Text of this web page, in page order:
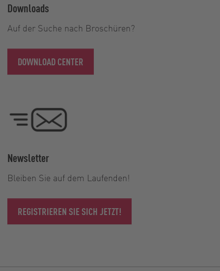
Downloads
Auf der Suche nach Broschüren?
DOWNLOAD CENTER
Newsletter
Bleiben Sie auf dem Laufenden!
REGISTRIEREN SIE SICH JETZT!